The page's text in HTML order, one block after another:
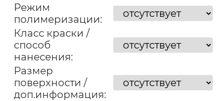
Режим
полимеризации:
Класс краски /
способ
нанесения:
Размер
поверхности /
доп.информация: